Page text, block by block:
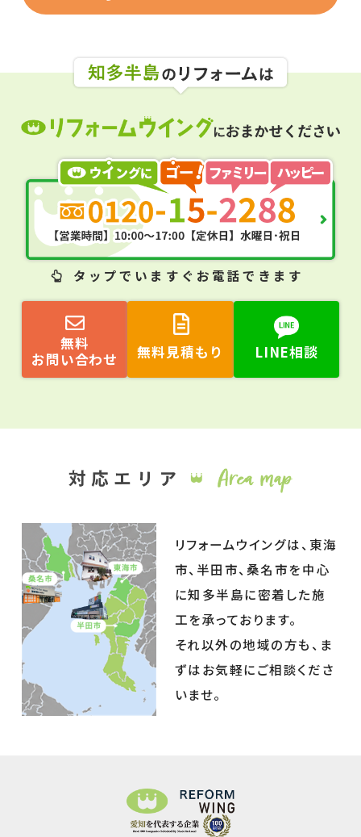
タップでいますぐお電話できます
無料
お問い合わせ
無料見積もり LINE相談
リフォームウイングは、東海
市、半田市、桑名市を中心
に知多半島に密着した施
工を承っております。
それ以外の地域の方も、ま
ずはお気軽にご相談くださ
いませ。